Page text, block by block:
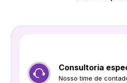
Consultoria
Nosso time de